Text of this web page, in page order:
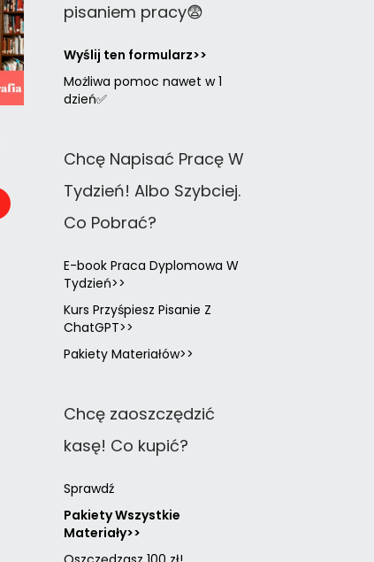
pisaniem pracy😨
Wyślij ten formularz>>
Możliwa pomoc nawet w 1
dzień✅
Chcę Napisać Pracę W
Tydzień! Albo Szybciej.
Co Pobrać?
E-book Praca Dyplomowa W
Tydzień>>
Kurs Przyśpiesz Pisanie Z
ChatGPT>>
Pakiety Materiałów>>
Chcę zaoszczędzić
kasę! Co kupić?
Sprawdź
Pakiety Wszystkie
Materiały>>